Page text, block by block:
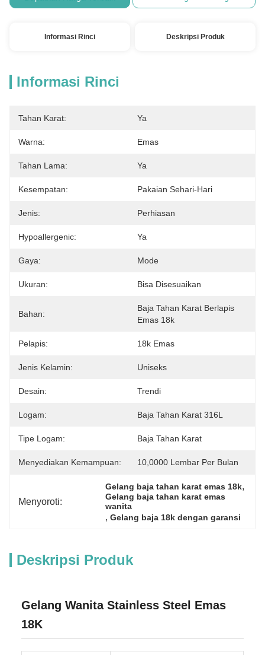
Informasi Rinci Deskripsi Produk
Informasi Rinci
Tahan Karat: Ya
Warna: Emas
Tahan Lama: Ya
Kesempatan: Pakaian Sehari-Hari
Jenis: Perhiasan
Hypoallergenic: Ya
Gaya: Mode
Ukuran: Bisa Disesuaikan
Bahan:
Baja Tahan Karat Berlapis
Emas 18k
Pelapis: 18k Emas
Jenis Kelamin: Uniseks
Desain: Trendi
Logam: Baja Tahan Karat 316L
Tipe Logam: Baja Tahan Karat
Menyediakan Kemampuan: 10,0000 Lembar Per Bulan
Menyoroti:
Gelang baja tahan karat emas 18k
Gelang baja tahan karat emas
wanita
, Gelang baja 18k dengan garansi
Deskripsi Produk
Gelang Wanita Stainless Steel Emas
18K